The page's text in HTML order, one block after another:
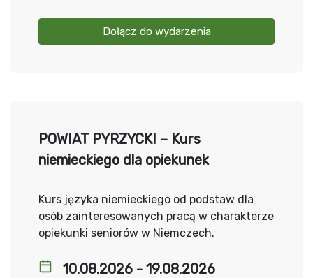
Dołącz do wydarzenia
10.08.2026 - 19.08.2026
POWIAT PYRZYCKI – Kurs
niemieckiego dla opiekunek
Kurs języka niemieckiego od podstaw dla
osób zainteresowanych pracą w charakterze
opiekunki seniorów w Niemczech.